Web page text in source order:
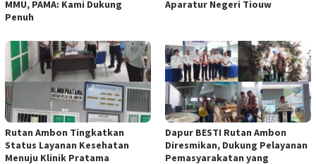
MMU, PAMA: Kami Dukung
Penuh
Aparatur Negeri Tiouw
Rutan Ambon Tingkatkan
Status Layanan Kesehatan
Menuju Klinik Pratama
Dapur BESTI Rutan Ambon
Diresmikan, Dukung Pelayanan
Pemasyarakatan yang